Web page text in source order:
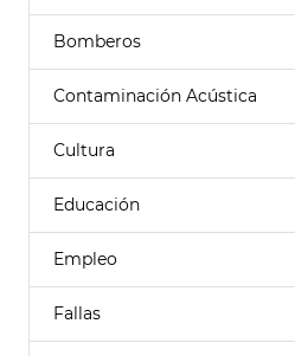
Bomberos
Contaminación Acústica
Cultura
Educación
Empleo
Fallas